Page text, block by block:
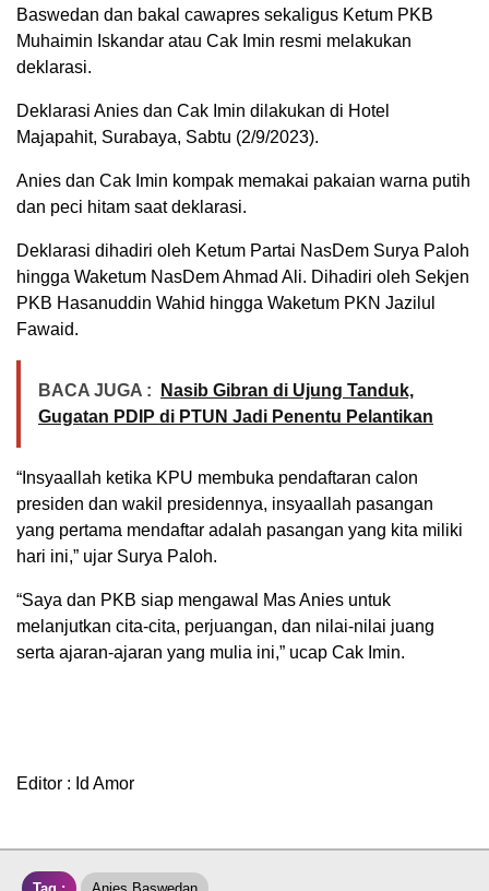
Baswedan dan bakal cawapres sekaligus Ketum PKB
Muhaimin Iskandar atau Cak Imin resmi melakukan
deklarasi.
Deklarasi Anies dan Cak Imin dilakukan di Hotel
Majapahit, Surabaya, Sabtu (2/9/2023).
Anies dan Cak Imin kompak memakai pakaian warna putih
dan peci hitam saat deklarasi.
Deklarasi dihadiri oleh Ketum Partai NasDem Surya Paloh
hingga Waketum NasDem Ahmad Ali. Dihadiri oleh Sekjen
PKB Hasanuddin Wahid hingga Waketum PKN Jazilul
Fawaid.
BACA JUGA :
Nasib Gibran di Ujung Tanduk,
Gugatan PDIP di PTUN Jadi Penentu Pelantikan
“Insyaallah ketika KPU membuka pendaftaran calon
presiden dan wakil presidennya, insyaallah pasangan
yang pertama mendaftar adalah pasangan yang kita miliki
hari ini,” ujar Surya Paloh.
“Saya dan PKB siap mengawal Mas Anies untuk
melanjutkan cita-cita, perjuangan, dan nilai-nilai juang
serta ajaran-ajaran yang mulia ini,” ucap Cak Imin.
Editor : Id Amor